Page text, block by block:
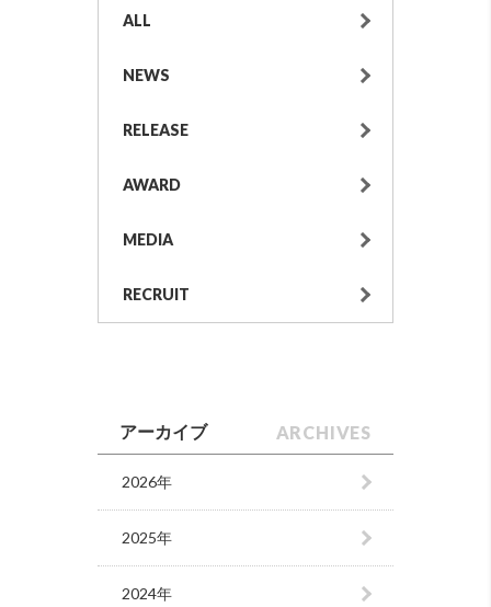
ALL
NEWS
RELEASE
AWARD
MEDIA
RECRUIT
アーカイブ ARCHIVES
2026年
2025年
2024年